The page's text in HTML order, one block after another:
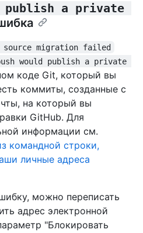
publish a private
source migration failed
would publish a private
коде Git, который вы
коммиты, созданные с
на который вы
GitHub. Для
информации см.
командной строки,
личные адреса
можно переписать
адрес электронной
"Блокировать